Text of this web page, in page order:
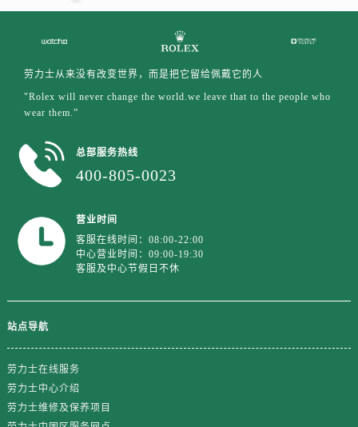
劳力士从来没有改变世界，而是把它留给佩戴它的人
"Rolex will never change the world.we leave that to the people who
wear them.”
总部服务热线
400-805-0023
营业时间
客服在线时间：08:00-22:00
中心营业时间：09:00-19:30
客服及中心节假日不休
站点导航
劳力士在线服务
劳力士中心介绍
劳力士维修及保养项目